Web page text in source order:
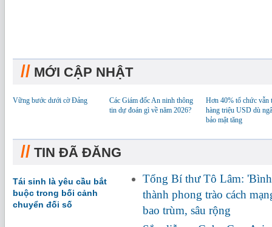
// MỚI CẬP NHẬT
Vững bước dưới cờ Đảng
Các Giám đốc An ninh thông
tin dự đoán gì về năm 2026?
Hơn 40% tổ chức vẫn
hàng triệu USD dù
bảo mật tăng
// TIN ĐÃ ĐĂNG
Tái sinh là yêu cầu bắt
buộc trong bối cảnh
chuyển đối số
Tổng Bí thư Tô Lâm:
thành phong trào cách
bao trùm, sâu rộng